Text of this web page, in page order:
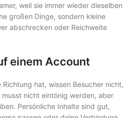
weil sie immer wieder dieselben
großen Dinge, sondern kleine
abschrecken oder Reichweite
einem Account
hat, wissen Besucher nicht,
nicht eintönig werden, aber
Persönliche Inhalte sind gut,